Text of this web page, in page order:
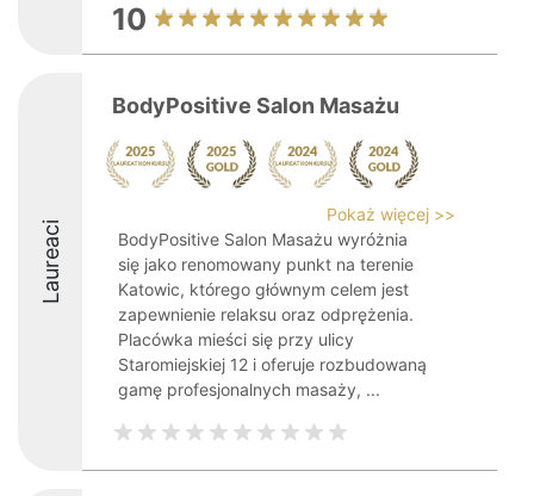
10
Laureaci
BodyPositive Salon Masażu
Pokaż więcej >>
BodyPositive Salon Masażu wyróżnia
się jako renomowany punkt na terenie
Katowic, którego głównym celem jest
zapewnienie relaksu oraz odprężenia.
Placówka mieści się przy ulicy
Staromiejskiej 12 i oferuje rozbudowaną
gamę profesjonalnych masaży, ...